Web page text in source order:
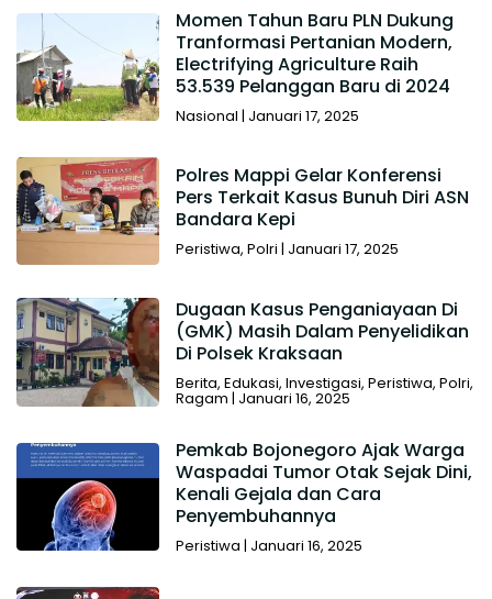
Momen Tahun Baru PLN Dukung
Tranformasi Pertanian Modern,
Electrifying Agriculture Raih
53.539 Pelanggan Baru di 2024
Nasional | Januari 17, 2025
Polres Mappi Gelar Konferensi
Pers Terkait Kasus Bunuh Diri ASN
Bandara Kepi
Peristiwa, Polri | Januari 17, 2025
Dugaan Kasus Penganiayaan Di
(GMK) Masih Dalam Penyelidikan
Di Polsek Kraksaan
Berita, Edukasi, Investigasi, Peristiwa, Polri,
Ragam | Januari 16, 2025
Pemkab Bojonegoro Ajak Warga
Waspadai Tumor Otak Sejak Dini,
Kenali Gejala dan Cara
Penyembuhannya
Peristiwa | Januari 16, 2025